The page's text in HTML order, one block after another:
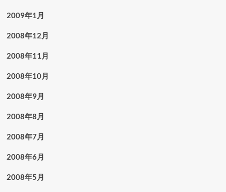
2009年1月
2008年12月
2008年11月
2008年10月
2008年9月
2008年8月
2008年7月
2008年6月
2008年5月